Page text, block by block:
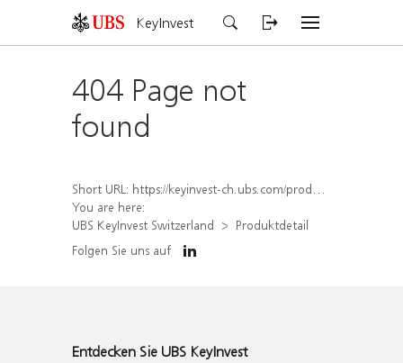
KeyInvest
404 Page not
found
Short URL: https://keyinvest-ch.ubs.com/produkt/detail/index/isin/CH1579762712
You are here:
UBS KeyInvest Switzerland
Produktdetail
Folgen Sie uns auf
Entdecken Sie UBS KeyInvest